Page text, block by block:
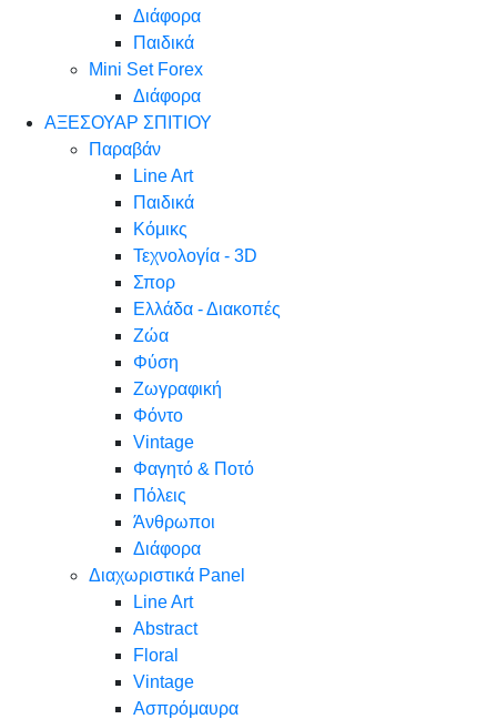
Διάφορα
Παιδικά
Mini Set Forex
Διάφορα
ΑΞΕΣΟΥΑΡ ΣΠΙΤΙΟΥ
Παραβάν
Line Art
Παιδικά
Κόμικς
Τεχνολογία - 3D
Σπορ
Ελλάδα - Διακοπές
Ζώα
Φύση
Ζωγραφική
Φόντο
Vintage
Φαγητό & Ποτό
Πόλεις
Άνθρωποι
Διάφορα
Διαχωριστικά Panel
Line Art
Abstract
Floral
Vintage
Ασπρόμαυρα